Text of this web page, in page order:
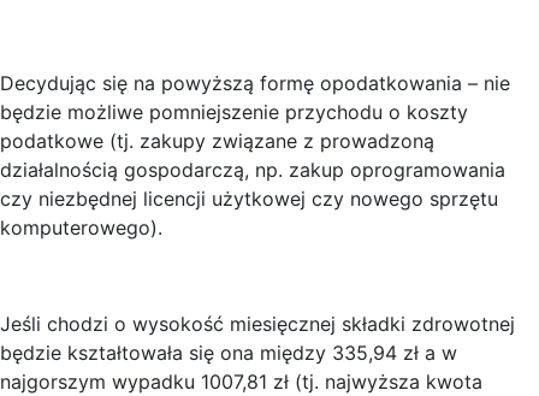
Decydując się na powyższą formę opodatkowania – nie
będzie możliwe pomniejszenie przychodu o koszty
podatkowe (tj. zakupy związane z prowadzoną
działalnością gospodarczą, np. zakup oprogramowania
czy niezbędnej licencji użytkowej czy nowego sprzętu
komputerowego).
Jeśli chodzi o wysokość miesięcznej składki zdrowotnej
będzie kształtowała się ona między 335,94 zł a w
najgorszym wypadku 1007,81 zł (tj. najwyższa kwota